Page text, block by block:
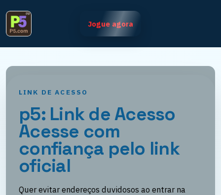
Jogue agora
LINK DE ACESSO
p5: Link de Acesso
Acesse com
confiança pelo link
oficial
Quer evitar endereços duvidosos ao entrar na